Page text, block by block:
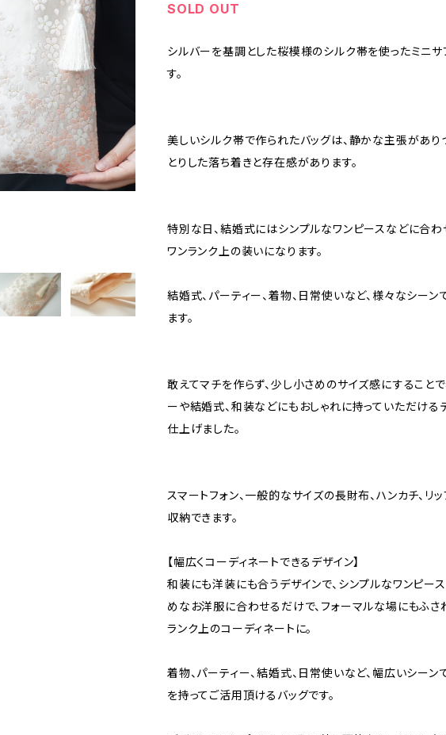
SOLD OUT
シルバーを基調とした桜模様のシルク帯を使ったミニサ
す。
美しいシルク帯で作られたバッグは、静かな主張があり
とりした落ち着きと存在感があります。
特別な日、結婚式にはシンプルなワンピースなどに合
ワンランク上の装いになります。
結婚式、パーティー、着物、日常使いなど、様々なシーン
ます。
敢えてマチを作らず、少し小さめのサイズ感にすることで
ーや結婚式、和装などにもおしゃれに持っていただける
仕上げました。
スマートフォン、一般的なサイズの長財布、ハンカチ、リ
収納できます。
【幅広くコーディネートできるデザイン】
和装にも洋装にも合うデザインで、シンプルなワンピー
めなお洋服に合わせるだけで、フォーマルな場にもふさ
ランク上のコーディネートに。
着物、パーティー、結婚式、日常使いなど、幅広いシーン
を持ってご活用頂けるバッグです。